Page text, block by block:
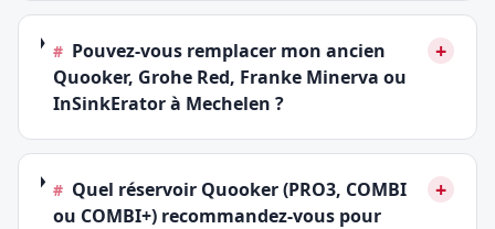
# Pouvez-vous remplacer mon ancien
Quooker, Grohe Red, Franke Minerva ou
InSinkErator à Mechelen ?
+
# Quel réservoir Quooker (PRO3, COMBI
ou COMBI+) recommandez-vous pour
+